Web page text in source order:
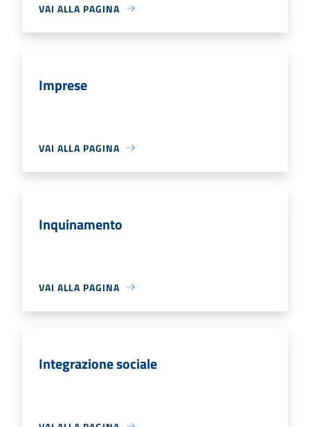
VAI ALLA PAGINA
Imprese
VAI ALLA PAGINA
Inquinamento
VAI ALLA PAGINA
Integrazione sociale